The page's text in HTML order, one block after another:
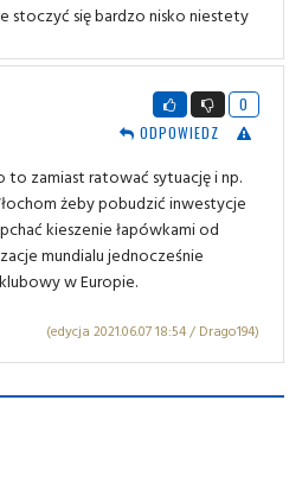
stoczyć się bardzo nisko niestety
0
ODPOWIEDZ
to zamiast ratować sytuację i np.
żeby pobudzić inwestycje
kieszenie łapówkami od
mundialu jednocześnie
w Europie.
(edycja 2021.06.07 18:54 / Drago194)